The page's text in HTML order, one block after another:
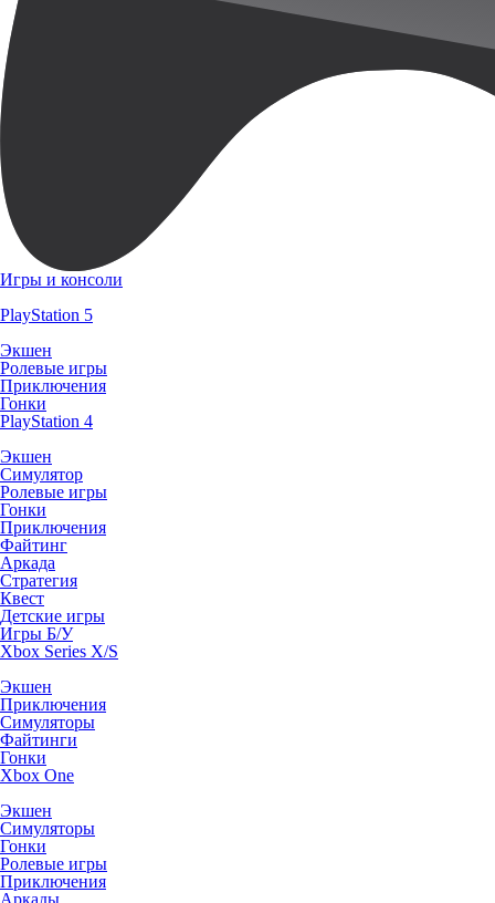
Игры и консоли
PlayStation 5
Экшен
Ролевые игры
Приключения
Гонки
PlayStation 4
Экшен
Симулятор
Ролевые игры
Гонки
Приключения
Файтинг
Аркада
Стратегия
Квест
Детские игры
Игры Б/У
Xbox Series X/S
Экшен
Приключения
Симуляторы
Файтинги
Гонки
Xbox One
Экшен
Симуляторы
Гонки
Ролевые игры
Приключения
Аркады